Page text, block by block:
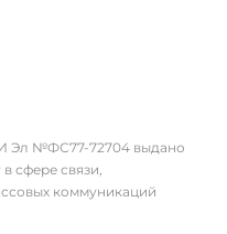
Эл №ФС77-72704 выдано
сфере связи,
коммуникаций